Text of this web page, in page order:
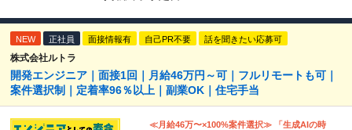
NEW 正社員 面接情報有 自己PR不要 話を聞きたい応募可
株式会社ルトラ
開発エンジニア｜面接1回｜月給46万円～可｜フルリモートも可｜
案件選択制｜定着率96％以上｜副業OK｜住宅手当
≪月給46万〜×100%案件選択≫ 「生成AIの時